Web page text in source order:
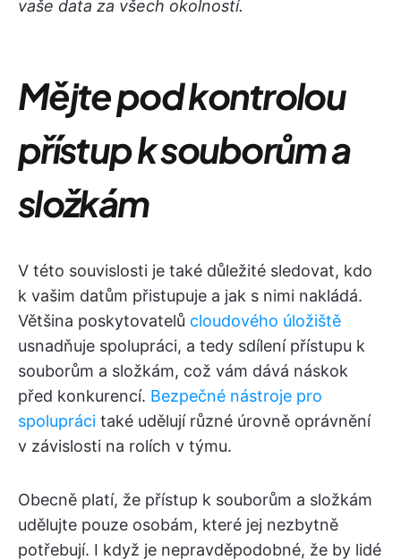
vaše data za všech okolností.
Mějte pod kontrolou
přístup k souborům a
složkám
V této souvislosti je také důležité sledovat, kdo
k vašim datům přistupuje a jak s nimi nakládá.
Většina poskytovatelů cloudového úložiště
usnadňuje spolupráci, a tedy sdílení přístupu k
souborům a složkám, což vám dává náskok
před konkurencí. Bezpečné nástroje pro
spolupráci také udělují různé úrovně oprávnění
v závislosti na rolích v týmu.
Obecně platí, že přístup k souborům a složkám
udělujte pouze osobám, které jej nezbytně
potřebují. I když je nepravděpodobné, že by lidé